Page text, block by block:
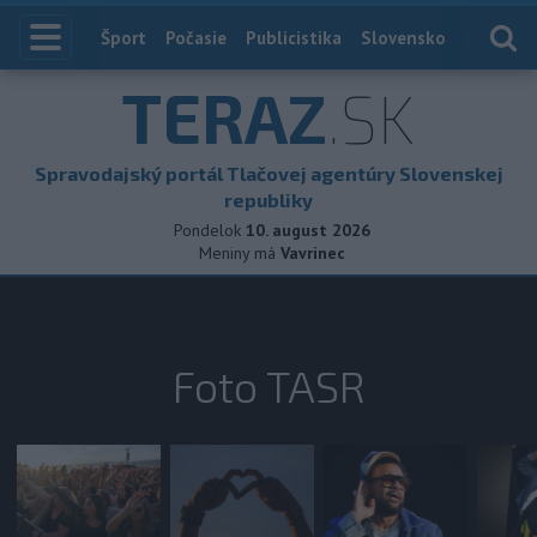
Index
Šport Počasie Publicistika Slovensko
TERAZ.SK
Spravodajský portál Tlačovej agentúry Slovenskej
republiky
Pondelok 10. august 2026
Meniny má Vavrinec
Foto TASR